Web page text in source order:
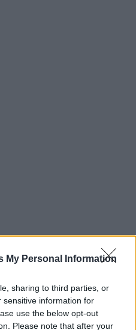
My Personal Information
sharing to third parties, or
sensitive information for
use the below opt-out
Please note that after your